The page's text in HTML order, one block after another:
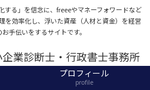
する」を信念に、freeeやマネーフォワードなど
を効率化し、浮いた資産（人材と資金）を経営
手伝いをするサイトです。
業診断士・行政書士事務所
プロフィール
profile